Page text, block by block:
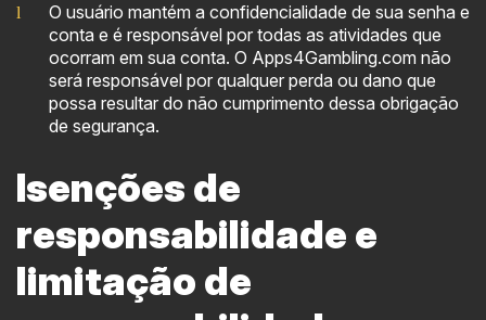
O usuário mantém a confidencialidade de sua senha e
conta e é responsável por todas as atividades que
ocorram em sua conta. O Apps4Gambling.com não
será responsável por qualquer perda ou dano que
possa resultar do não cumprimento dessa obrigação
de segurança.
Isenções de
responsabilidade e
limitação de